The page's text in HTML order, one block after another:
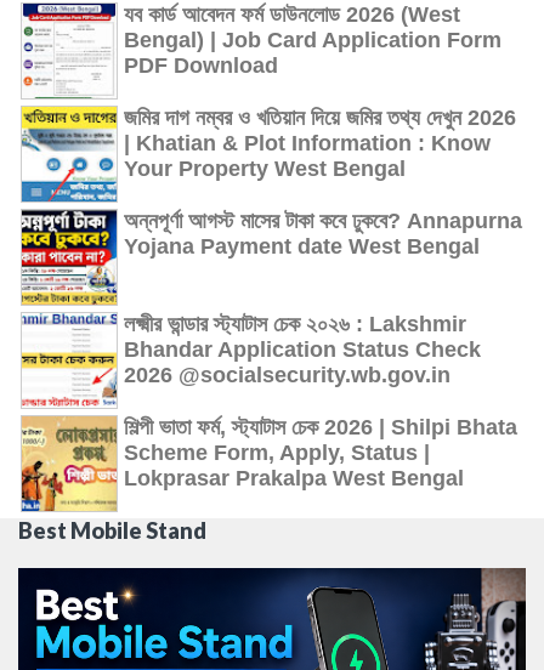
যব কার্ড আবেদন ফর্ম ডাউনলোড 2026 (West
Bengal) | Job Card Application Form
PDF Download
জমির দাগ নম্বর ও খতিয়ান দিয়ে জমির তথ্য দেখুন 2026
| Khatian & Plot Information : Know
Your Property West Bengal
অন্নপূর্ণা আগস্ট মাসের টাকা কবে ঢুকবে? Annapurna
Yojana Payment date West Bengal
লক্ষ্মীর ভান্ডার স্ট্যাটাস চেক ২০২৬ : Lakshmir
Bhandar Application Status Check
2026 @socialsecurity.wb.gov.in
শিল্পী ভাতা ফর্ম, স্ট্যাটাস চেক 2026 | Shilpi Bhata
Scheme Form, Apply, Status |
Lokprasar Prakalpa West Bengal
Best Mobile Stand